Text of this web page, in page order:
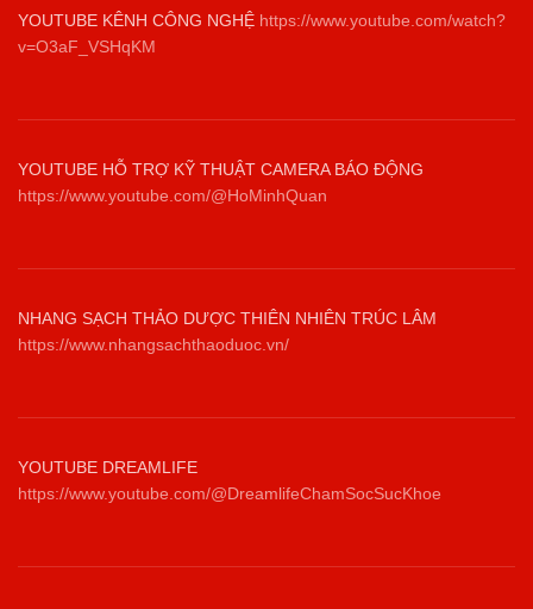
YOUTUBE KÊNH CÔNG NGHỆ https://www.youtube.com/watch?
v=O3aF_VSHqKM
YOUTUBE HỖ TRỢ KỸ THUẬT CAMERA BÁO ĐỘNG
https://www.youtube.com/@HoMinhQuan
NHANG SẠCH THẢO DƯỢC THIÊN NHIÊN TRÚC LÂM
https://www.nhangsachthaoduoc.vn/
YOUTUBE DREAMLIFE
https://www.youtube.com/@DreamlifeChamSocSucKhoe